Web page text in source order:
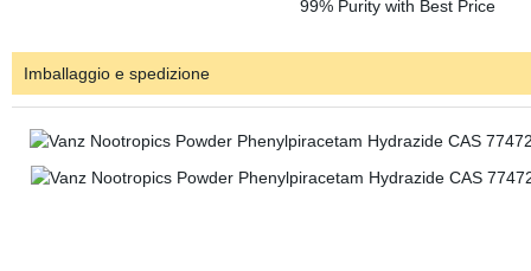
Imballaggio e spedizione